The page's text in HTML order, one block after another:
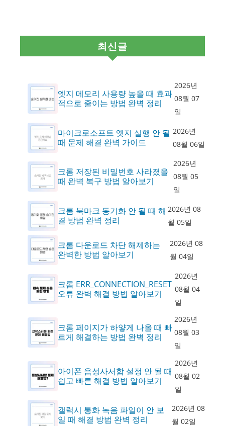
최신글
엣지 메모리 사용량 높을 때 효과
적으로 줄이는 방법 완벽 정리
2026년
08월 07
일
마이크로소프트 엣지 실행 안 될
때 문제 해결 완벽 가이드
2026년
08월 06일
크롬 저장된 비밀번호 사라졌을
때 완벽 복구 방법 알아보기
2026년
08월 05
일
크롬 북마크 동기화 안 될 때 해
결 방법 완벽 정리
2026년 08
월 05일
크롬 다운로드 차단 해제하는
완벽한 방법 알아보기
2026년 08
월 04일
크롬 ERR_CONNECTION_RESET
오류 완벽 해결 방법 알아보기
2026년
08월 04
일
크롬 페이지가 하얗게 나올 때 빠
르게 해결하는 방법 완벽 정리
2026년
08월 03
일
아이폰 음성사서함 설정 안 될 때
쉽고 빠른 해결 방법 알아보기
2026년
08월 02
일
갤럭시 통화 녹음 파일이 안 보
일 때 해결 방법 완벽 정리
2026년 08
월 02일